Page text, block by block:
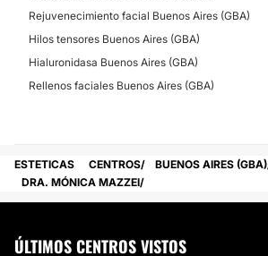
Rejuvenecimiento facial Buenos Aires (GBA)
Hilos tensores Buenos Aires (GBA)
Hialuronidasa Buenos Aires (GBA)
Rellenos faciales Buenos Aires (GBA)
ESTETICAS CENTROS
BUENOS AIRES (GBA)
DRA. MÓNICA MAZZEI
ÚLTIMOS CENTROS VISTOS